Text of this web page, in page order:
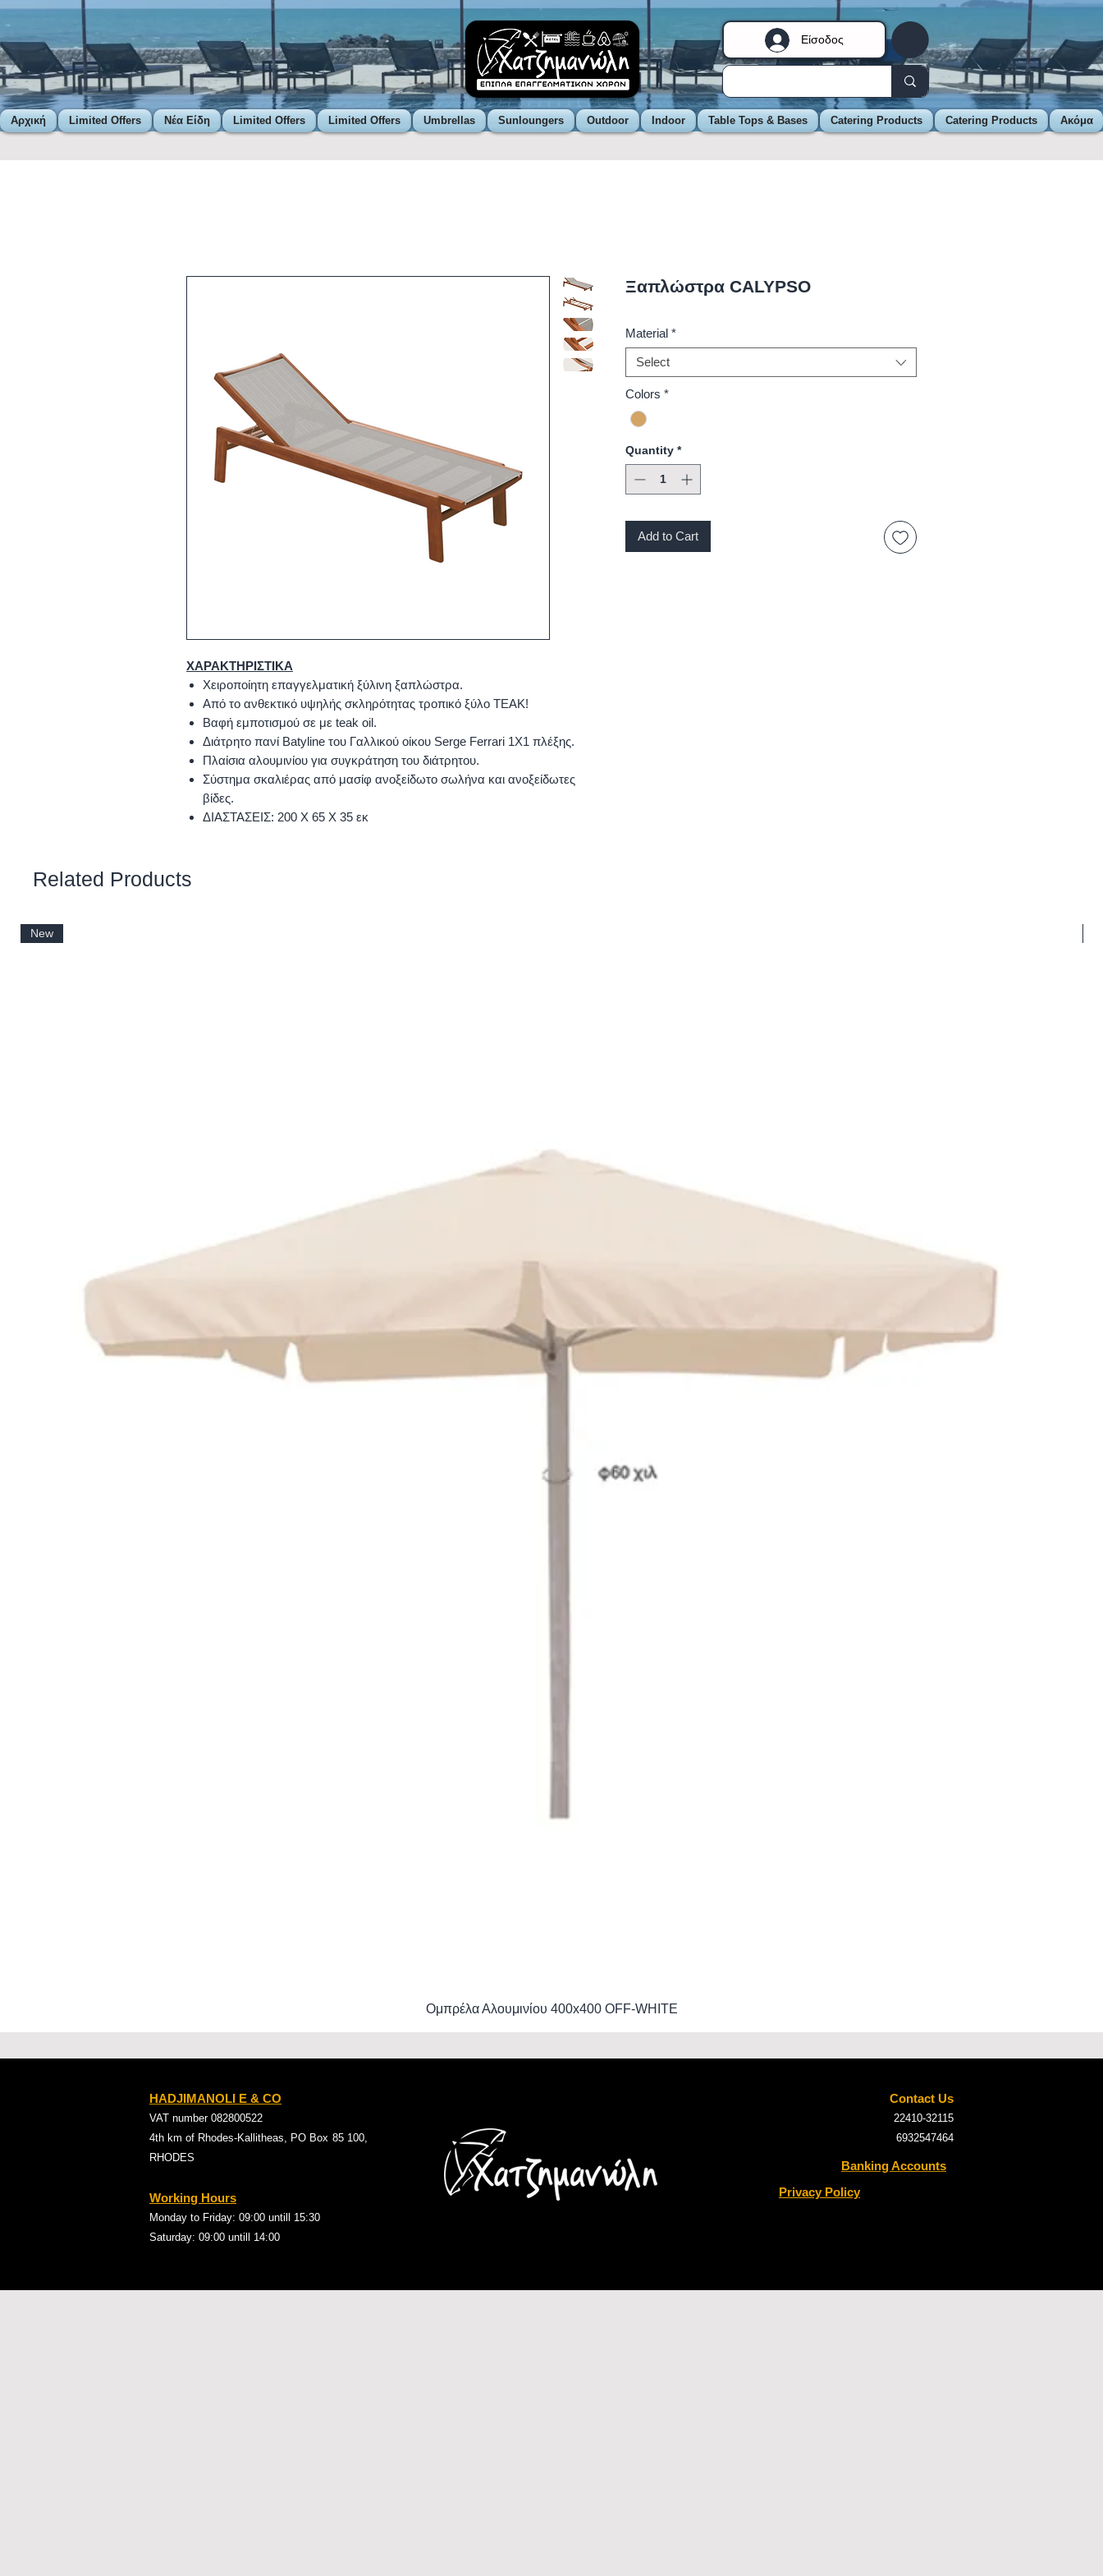
Είσοδος
Αρχική Limited Offers Νέα Είδη Limited Offers Limited Offers Umbrellas Sunloungers Outdoor Indoor Table Tops & Bases Catering Products Catering Products Ακόμα
ΧΑΡΑΚΤΗΡΙΣΤΙΚΑ
Χειροποίητη επαγγελματική ξύλινη ξαπλώστρα.
Από το ανθεκτικό υψηλής σκληρότητας τροπικό ξύλο ΤΕΑΚ!
Βαφή εμποτισμού σε με teak oil.
Διάτρητο πανί Batyline του Γαλλικού οίκου Serge Ferrari 1Χ1 πλέξης.
Πλαίσια αλουμινίου για συγκράτηση του διάτρητου.
Σύστημα σκαλιέρας από μασίφ ανοξείδωτο σωλήνα και ανοξείδωτες
βίδες.
ΔΙΑΣΤΑΣΕΙΣ: 200 Χ 65 Χ 35 εκ
Ξαπλώστρα CALYPSO
Material *
Select
Colors *
Quantity *
Add to Cart
Related Products
New
Ομπρέλα Αλουμινίου 400x400 OFF-WHITE
HADJIMANOLI E & CO
VAT number 082800522
4th km of Rhodes-Kallitheas, PO Box 85 100,
RHODES
Working Hours
Monday to Friday: 09:00 untill 15:30
Saturday: 09:00 untill 14:00
Contact Us
22410-32115
6932547464
Banking Accounts
Privacy Policy